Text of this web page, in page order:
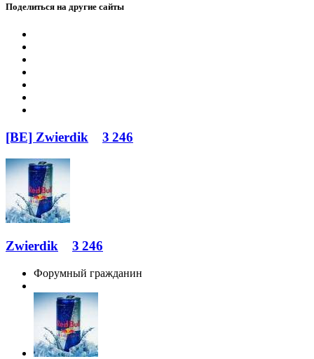
Поделиться на другие сайты
[BE] Zwierdik 3 246
Zwierdik 3 246
Форумный гражданин